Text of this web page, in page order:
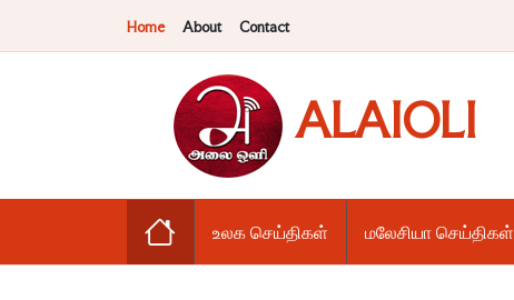
Home About Contact
ALAIOLI
உலக செய்திகள் மலேசியா செய்திகள்